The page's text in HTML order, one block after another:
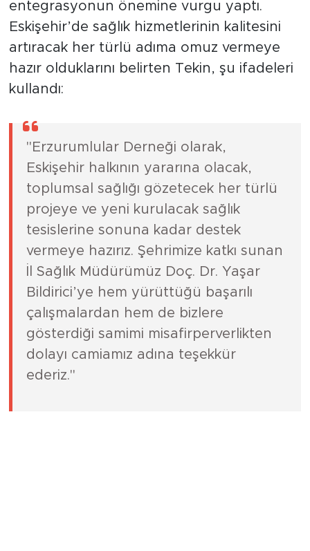
entegrasyonun önemine vurgu yaptı.
Eskişehir’de sağlık hizmetlerinin kalitesini
artıracak her türlü adıma omuz vermeye
hazır olduklarını belirten Tekin, şu ifadeleri
kullandı:
"Erzurumlular Derneği olarak,
Eskişehir halkının yararına olacak,
toplumsal sağlığı gözetecek her türlü
projeye ve yeni kurulacak sağlık
tesislerine sonuna kadar destek
vermeye hazırız. Şehrimize katkı sunan
İl Sağlık Müdürümüz Doç. Dr. Yaşar
Bildirici’ye hem yürüttüğü başarılı
çalışmalardan hem de bizlere
gösterdiği samimi misafirperverlikten
dolayı camiamız adına teşekkür
ederiz."